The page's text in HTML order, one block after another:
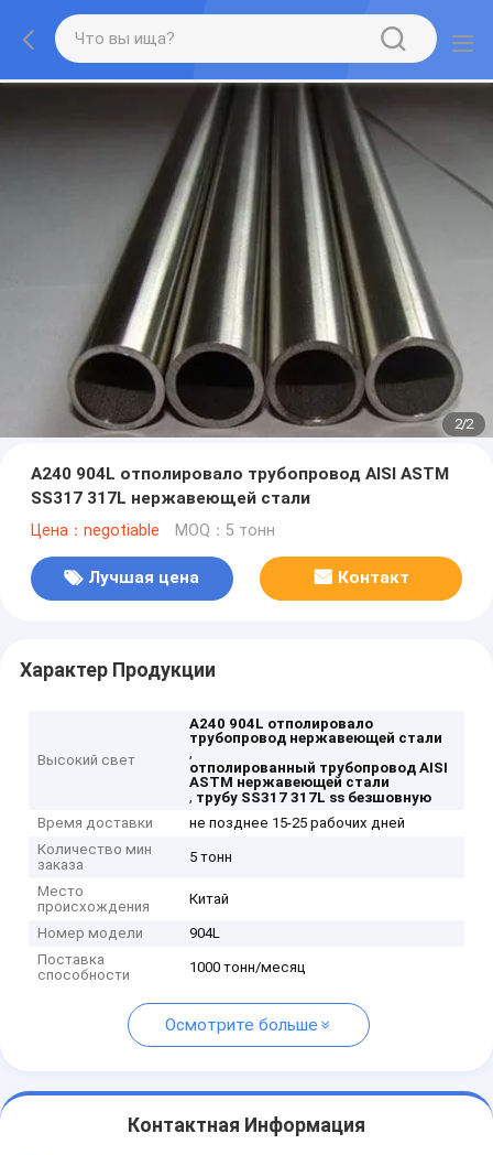
2/2
A240 904L отполировало трубопровод AISI ASTM
SS317 317L нержавеющей стали
Цена：negotiable MOQ：5 тонн
Лучшая цена Контакт
Характер Продукции
Высокий свет
A240 904L отполировало
трубопровод нержавеющей стали
,
отполированный трубопровод AISI
ASTM нержавеющей стали
, трубу SS317 317L ss безшовную
Время доставки
не позднее 15-25 рабочих дней
Количество мин
заказа
5 тонн
Место
происхождения
Китай
Номер модели
904L
Поставка
способности
1000 тонн/месяц
Осмотрите больше
Контактная Информация